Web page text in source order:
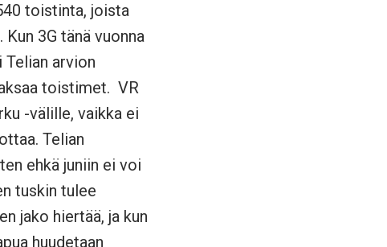
toistinta, joista
3G tänä vuonna
arvion
toistimet. VR
-välille, vaikka ei
Telian
ehkä juniin ei voi
tuskin tulee
jako hiertää, ja kun
huudetaan